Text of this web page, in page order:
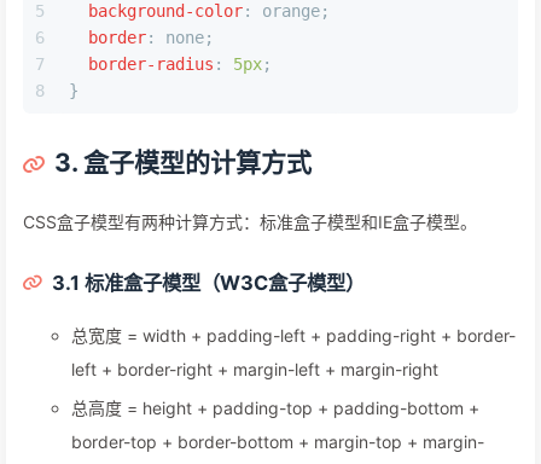
5
6
7
8
background-color: orange;
border: none;
border-radius : 5px;
}
3. 盒子模型的计算方式
CSS盒子模型有两种计算方式：标准盒子模型和IE盒子模型。
3.1 标准盒子模型（W3C盒子模型）
总宽度 = width + padding-left + padding-right + border-
left + border-right + margin-left + margin-right
总高度 = height + padding-top + padding-bottom +
border-top + border-bottom + margin-top + margin-